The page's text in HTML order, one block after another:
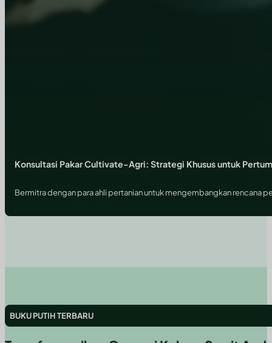
Konsultasi Pakar Cultivate-Agri: Strategi Khusus untuk
Bermitra dengan para ahli pertanian untuk mengembangkan
BUKU PUTIH TERBARU